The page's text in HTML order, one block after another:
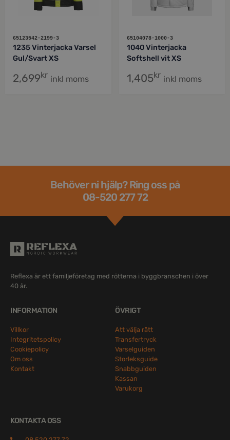
65123542-2199-3
1235 Vinterjacka Varsel
Gul/Svart XS
2,699kr inkl moms
65104078-1000-3
1040 Vinterjacka
Softshell vit XS
1,405kr inkl moms
Behöver ni hjälp? Ring oss på
08-520 277 72
Reflexa är ett familjeföretag med rötterna i byggbranschen i över
40 år.
INFORMATION
Villkor
Integritetspolicy
Cookiepolicy
Om oss
Kontakt
ÖVRIGT
Att välja rätt
Transfertryck
Varselguiden
Storleksguide
Snabbguiden
Kassan
Varukorg
KONTAKTA OSS